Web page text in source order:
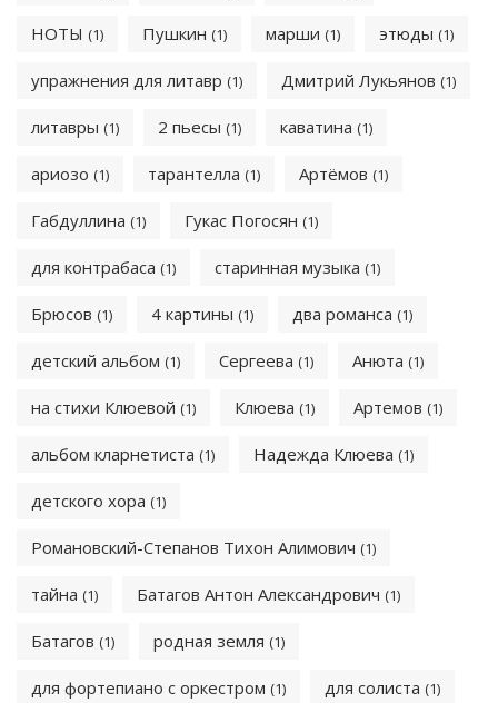
НОТЫ (1) Пушкин (1) марши (1) этюды (1)
упражнения для литавр (1) Дмитрий Лукьянов (1)
литавры (1) 2 пьесы (1) каватина (1)
ариозо (1) тарантелла (1) Артёмов (1)
Габдуллина (1) Гукас Погосян (1)
для контрабаса (1) старинная музыка (1)
Брюсов (1) 4 картины (1) два романса (1)
детский альбом (1) Сергеева (1) Анюта (1)
на стихи Клюевой (1) Клюева (1) Артемов (1)
альбом кларнетиста (1) Надежда Клюева (1)
детского хора (1)
Романовский-Степанов Тихон Алимович (1)
тайна (1) Батагов Антон Александрович (1)
Батагов (1) родная земля (1)
для фортепиано с оркестром (1) для солиста (1)